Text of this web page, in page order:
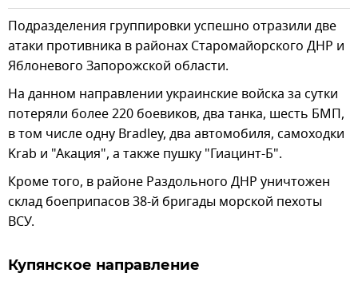
Подразделения группировки успешно отразили две
атаки противника в районах Старомайорского ДНР и
Яблоневого Запорожской области.
На данном направлении украинские войска за сутки
потеряли более 220 боевиков, два танка, шесть БМП,
в том числе одну Bradley, два автомобиля, самоходки
Krab и "Акация", а также пушку "Гиацинт-Б".
Кроме того, в районе Раздольного ДНР уничтожен
склад боеприпасов 38-й бригады морской пехоты
ВСУ.
Купянское направление